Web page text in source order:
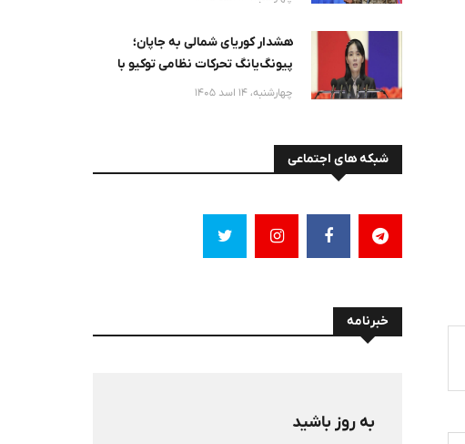
هشدار کوریای شمالی به جاپان؛
پیونگ‌یانگ تحرکات نظامی توکیو با
حمایت امریکا را محکوم کرد
چهارشنبه، 14 اسد 1405
شبکه های اجتماعی
خبرنامه
به روز باشید